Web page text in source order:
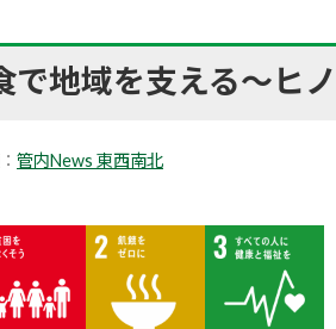
で地域を支える～ヒ
管内News 東西南北